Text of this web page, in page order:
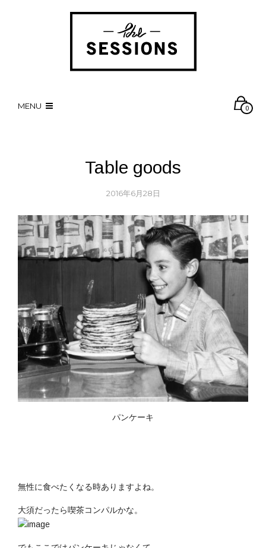
MENU 0
Table goods
2016年6月28日
パンケーキ
無性に食べたくなる時ありますよね。
大須だったら喫茶コンパルかな。